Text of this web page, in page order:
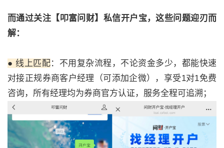
而通过关注【叩富问财】私信开户宝，这些问题迎刃而
解：
● 线上匹配：不用复杂流程，不论资金多少，都能快速
对接正规券商客户经理（可添加企微），享受1对1免费
咨询，所有经理均为券商官方认证，服务全程可追溯；